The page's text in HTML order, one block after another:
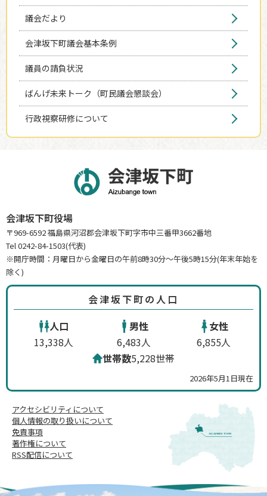
議会だより
会津坂下町議会基本条例
議員の請負状況
ばんげ未来トーク（町民議会懇談会）
行政視察研修について
アクセシビリティについて
個人情報の取り扱いについて
免責事項
著作権について
RSS配信について
会津坂下町役場
〒969-6592 福島県河沼郡会津坂下町字市中三番甲3662番地
Tel 0242-84-1503(代表)
※開庁時間：月曜日から金曜日の午前8時30分～午後5時15分(年末年始を
除く)
会津坂下町の人口
人口
13,338人
男性
6,483人
女性
6,855人
世帯数5,228世帯
2026年5月1日現在